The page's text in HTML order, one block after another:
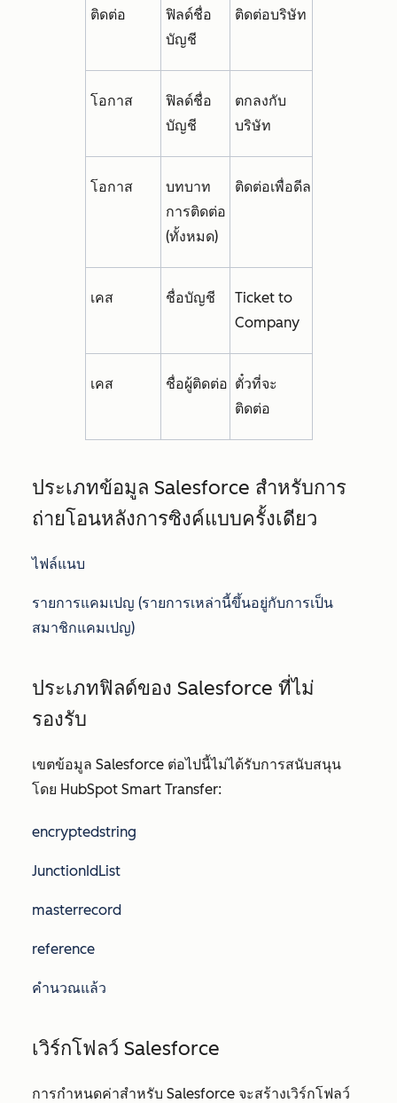
ติดต่อ
ฟิลด์ชื่อ
บัญชี
ติดต่อบริษัท
โอกาส
ฟิลด์ชื่อ
บัญชี
ตกลงกับ
บริษัท
โอกาส
บทบาท
การติดต่อ
(ทั้งหมด)
ติดต่อเพื่อดีล
เคส ชื่อบัญชี
Ticket to
Company
เคส ชื่อผู้ติดต่อ ตั๋วที่จะ
ติดต่อ
ประเภทข้อมูล Salesforce สำหรับการ
ถ่ายโอนหลังการซิงค์แบบครั้งเดียว
ไฟล์แนบ
รายการแคมเปญ (รายการเหล่านี้ขึ้นอยู่กับการเป็น
สมาชิกแคมเปญ)
ประเภทฟิลด์ของ Salesforce ที่ไม่
รองรับ
เขตข้อมูล Salesforce ต่อไปนี้ไม่ได้รับการสนับสนุน
โดย HubSpot Smart Transfer:
encryptedstring
JunctionIdList
masterrecord
reference
คำนวณแล้ว
เวิร์กโฟลว์ Salesforce
การกำหนดค่าสำหรับ Salesforce จะสร้างเวิร์กโฟลว์